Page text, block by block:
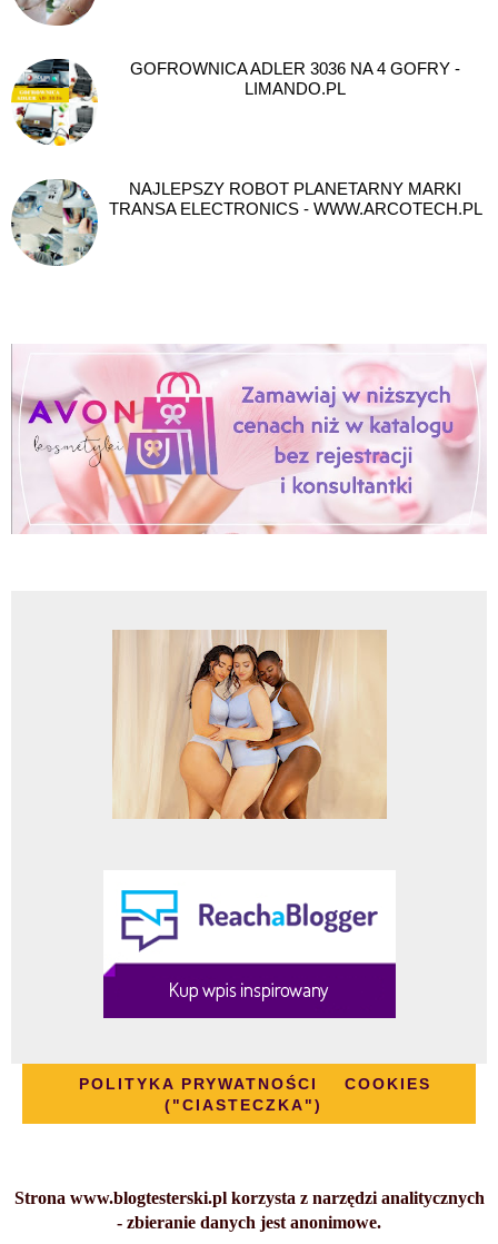
GOFROWNICA ADLER 3036 NA 4 GOFRY -
LIMANDO.PL
NAJLEPSZY ROBOT PLANETARNY MARKI
TRANSA ELECTRONICS - WWW.ARCOTECH.PL
POLITYKA PRYWATNOŚCI
COOKIES
("CIASTECZKA")
Strona www.blogtesterski.pl korzysta z narzędzi analitycznych
- zbieranie danych jest anonimowe.